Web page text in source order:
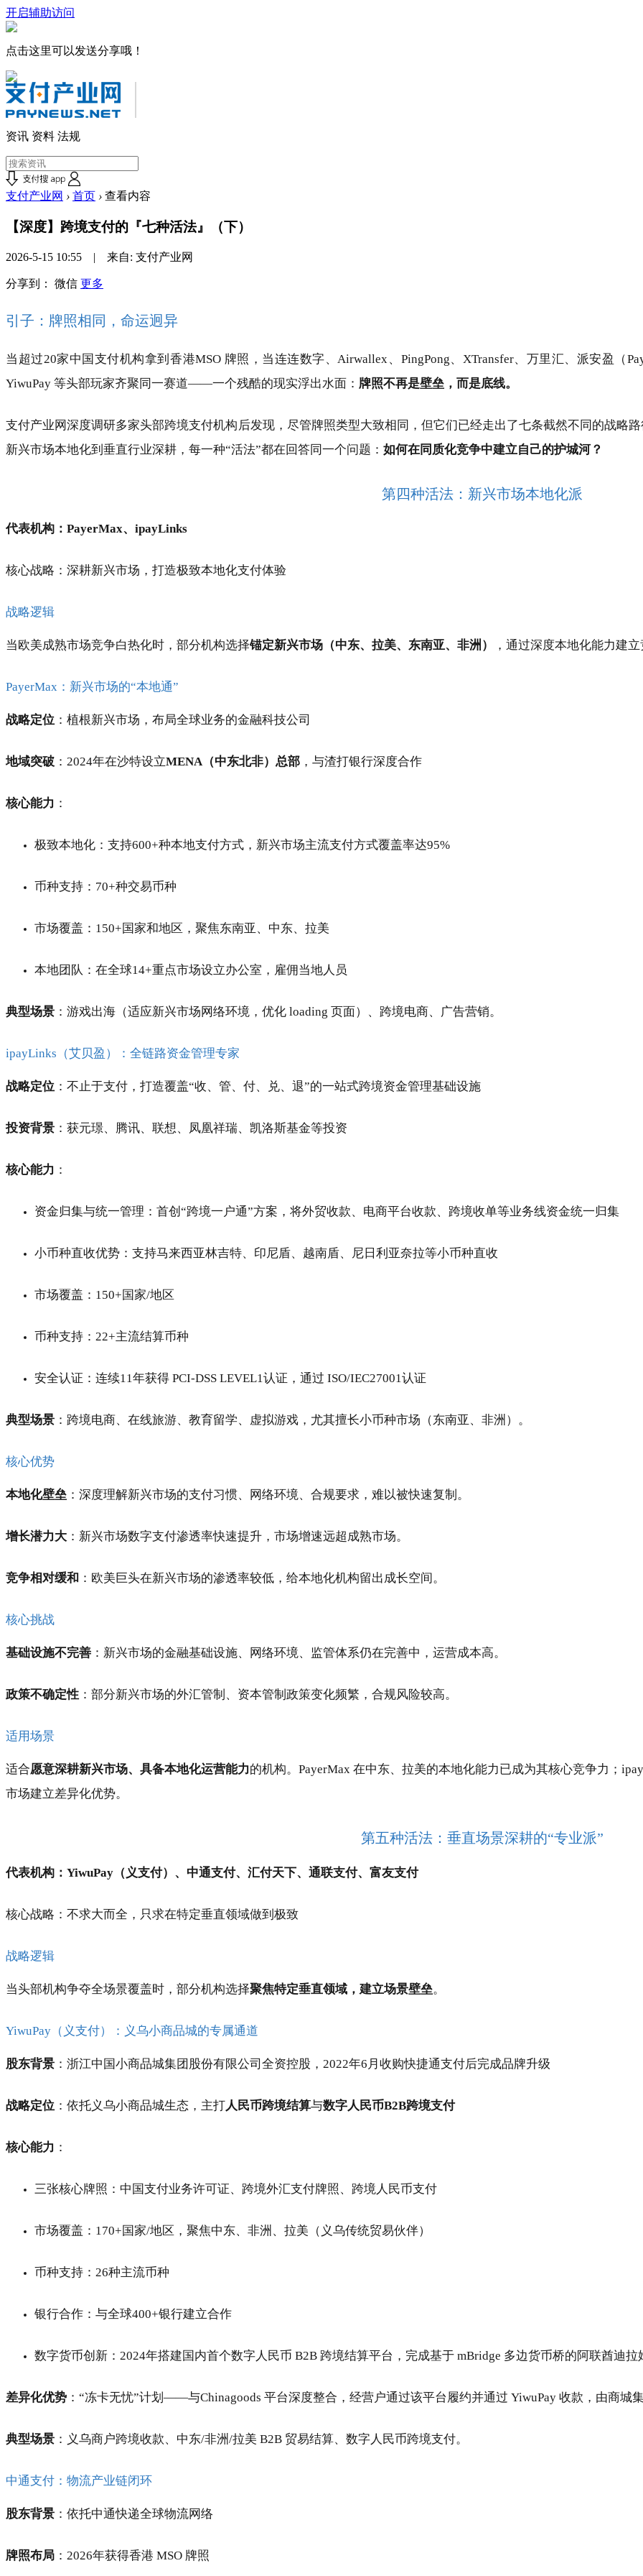
开启辅助访问
点击这里可以发送分享哦！
资讯 资料 法规
支付产业网 › 首页 › 查看内容
【深度】跨境支付的『七种活法』（下）
2026-5-15 10:55 | 来自: 支付产业网
分享到： 微信 更多
引子：牌照相同，命运迥异
当超过20家中国支付机构拿到香港MSO 牌照，当连连数字、Airwallex、PingPong、XTransfer、万里汇、派安盈（
YiwuPay 等头部玩家齐聚同一赛道——一个残酷的现实浮出水面： 牌照不再是壁垒，而是底线。
支付产业网深度调研多家头部跨境支付机构后发现，尽管牌照类型大致相同，但它们已经走出了七条截然不同的战
新兴市场本地化到垂直行业深耕，每一种“活法”都在回答同一个问题： 如何在同质化竞争中建立自己的护城河？
第四种活法：新兴市场本地化派
代表机构：PayerMax、ipayLinks
核心战略：深耕新兴市场，打造极致本地化支付体验
战略逻辑
当欧美成熟市场竞争白热化时，部分机构选择锚定新兴市场（中东、拉美、东南亚、非洲） ，通过深度本地化能力建立
PayerMax：新兴市场的“本地通”
战略定位 ：植根新兴市场，布局全球业务的金融科技公司
地域突破 ：2024年在沙特设立MENA（中东北非）总部 ，与渣打银行深度合作
核心能力 ：
极致本地化：支持600+种本地支付方式，新兴市场主流支付方式覆盖率达95%
币种支持：70+种交易币种
市场覆盖：150+国家和地区，聚焦东南亚、中东、拉美
本地团队：在全球14+重点市场设立办公室，雇佣当地人员
典型场景 ：游戏出海（适应新兴市场网络环境，优化 loading 页面）、跨境电商、广告营销。
ipayLinks（艾贝盈）：全链路资金管理专家
战略定位 ：不止于支付，打造覆盖“收、管、付、兑、退”的一站式跨境资金管理基础设施
投资背景 ：获元璟、腾讯、联想、凤凰祥瑞、凯洛斯基金等投资
核心能力 ：
资金归集与统一管理：首创“跨境一户通”方案，将外贸收款、电商平台收款、跨境收单等业务线资金统一归集
小币种直收优势：支持马来西亚林吉特、印尼盾、越南盾、尼日利亚奈拉等小币种直收
市场覆盖：150+国家/地区
币种支持：22+主流结算币种
安全认证：连续11年获得 PCI-DSS LEVEL1认证，通过 ISO/IEC27001认证
典型场景 ：跨境电商、在线旅游、教育留学、虚拟游戏，尤其擅长小币种市场（东南亚、非洲）。
核心优势
本地化壁垒 ：深度理解新兴市场的支付习惯、网络环境、合规要求，难以被快速复制。
增长潜力大 ：新兴市场数字支付渗透率快速提升，市场增速远超成熟市场。
竞争相对缓和 ：欧美巨头在新兴市场的渗透率较低，给本地化机构留出成长空间。
核心挑战
基础设施不完善 ：新兴市场的金融基础设施、网络环境、监管体系仍在完善中，运营成本高。
政策不确定性 ：部分新兴市场的外汇管制、资本管制政策变化频繁，合规风险较高。
适用场景
适合愿意深耕新兴市场、具备本地化运营能力的机构。PayerMax 在中东、拉美的本地化能力已成为其核心竞争力；
市场建立差异化优势。
第五种活法：垂直场景深耕的“专业派”
代表机构：YiwuPay（义支付）、中通支付、汇付天下、通联支付、富友支付
核心战略：不求大而全，只求在特定垂直领域做到极致
战略逻辑
当头部机构争夺全场景覆盖时，部分机构选择聚焦特定垂直领域，建立场景壁垒。
YiwuPay（义支付）：义乌小商品城的专属通道
股东背景 ：浙江中国小商品城集团股份有限公司全资控股，2022年6月收购快捷通支付后完成品牌升级
战略定位 ：依托义乌小商品城生态，主打人民币跨境结算与数字人民币B2B跨境支付
核心能力 ：
三张核心牌照：中国支付业务许可证、跨境外汇支付牌照、跨境人民币支付
市场覆盖：170+国家/地区，聚焦中东、非洲、拉美（义乌传统贸易伙伴）
币种支持：26种主流币种
银行合作：与全球400+银行建立合作
数字货币创新：2024年搭建国内首个数字人民币 B2B 跨境结算平台，完成基于 mBridge 多边货币桥的阿联酋迪
差异化优势 ：“冻卡无忧”计划——与Chinagoods 平台深度整合，经营户通过该平台履约并通过 YiwuPay 收款，由商城
典型场景 ：义乌商户跨境收款、中东/非洲/拉美 B2B 贸易结算、数字人民币跨境支付。
中通支付：物流产业链闭环
股东背景 ：依托中通快递全球物流网络
牌照布局 ：2026年获得香港 MSO 牌照